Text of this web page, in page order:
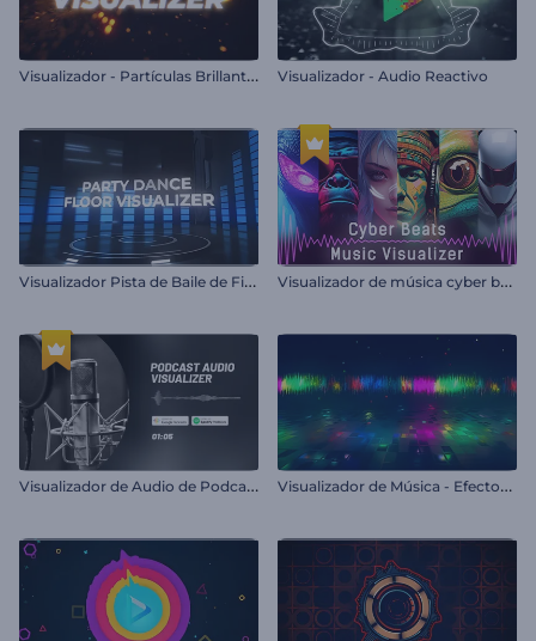
V
isualizador - Partículas Brillantes Visualizador - Audio Reactivo
V
isualizador Pista de Baile de Fiesta V
isualizador de música cyber beats
V
isualizador de Audio de Podcast V
isualizador de Música - Efectos Glitch Dinámicos